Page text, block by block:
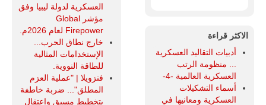
الاكثر قراءة
أدبيات التقاليد العسكرية
... منظومة الرتب
العسكرية العالمية -4-
أسماء التشكيلات
العسكرية ومعانيها في
العسكرية لدولة ليبيا وفق
مؤشر Global
Firepower لعام 2026م.
خارج نطاق الحرب...
الإستخدامات المثالية
للطاقة النووية.
فنزويلا | "عملية العزم
المطلق"... ضربة خاطفة
بتخطيط مسبق واعتقال